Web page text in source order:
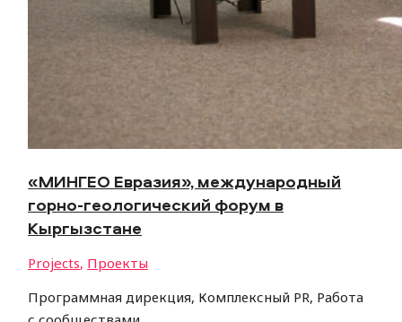
«МИНГЕО Евразия», международный
горно-геологический форум в
Кыргызстане
Projects, Проекты
Программная дирекция, Комплексный PR, Работа